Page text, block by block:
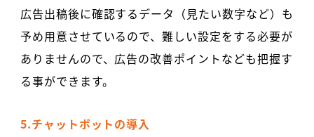
広告出稿後に確認するデータ（見たい数字など）も
予め用意させているので、難しい設定をする必要が
ありませんので、広告の改善ポイントなども把握す
る事ができます。
5.チャットボットの導入